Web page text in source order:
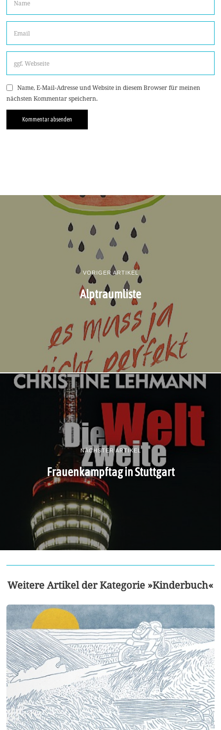
Name, E-Mail-Adresse und Website in diesem Browser für meinen
nächsten Kommentar speichern.
VORIGER ARTIKEL
Alptraumliste
NÄCHSTER ARTIKEL
Frauenkampftag in Stuttgart
Weitere Artikel der Kategorie »Kinderbuch«